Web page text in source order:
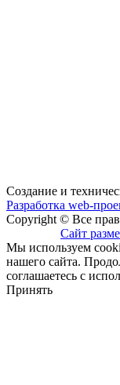
Создание и
Разработка web-
Copyright © Все
Сайт
Мы используем
нашего сайта.
соглашаетесь с
Принять